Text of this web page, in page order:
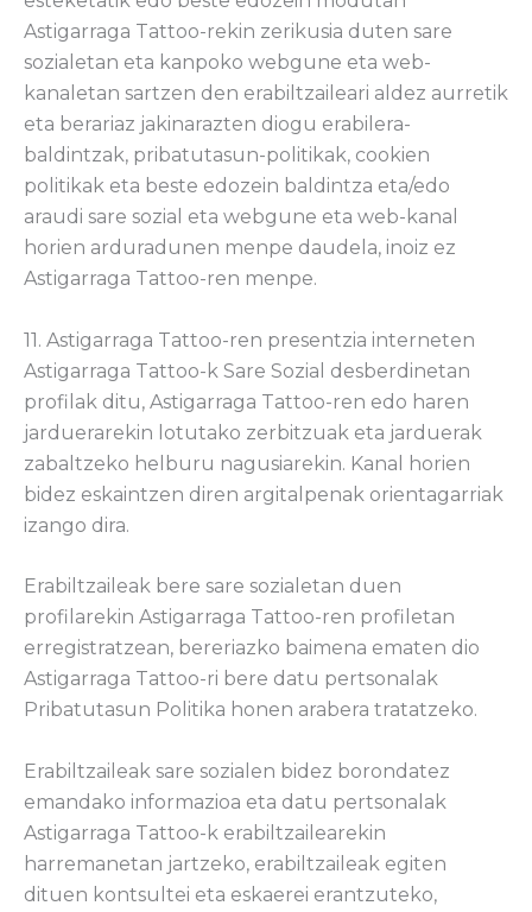
Astigarraga Tattoo-rekin zerikusia duten sare
sozialetan eta kanpoko webgune eta web-
kanaletan sartzen den erabiltzaileari aldez aurretik
eta berariaz jakinarazten diogu erabilera-
baldintzak, pribatutasun-politikak, cookien
politikak eta beste edozein baldintza eta/edo
araudi sare sozial eta webgune eta web-kanal
horien arduradunen menpe daudela, inoiz ez
Astigarraga Tattoo-ren menpe.
11. Astigarraga Tattoo-ren presentzia interneten
Astigarraga Tattoo-k Sare Sozial desberdinetan
profilak ditu, Astigarraga Tattoo-ren edo haren
jarduerarekin lotutako zerbitzuak eta jarduerak
zabaltzeko helburu nagusiarekin. Kanal horien
bidez eskaintzen diren argitalpenak orientagarriak
izango dira.
Erabiltzaileak bere sare sozialetan duen
profilarekin Astigarraga Tattoo-ren profiletan
erregistratzean, bereriazko baimena ematen dio
Astigarraga Tattoo-ri bere datu pertsonalak
Pribatutasun Politika honen arabera tratatzeko.
Erabiltzaileak sare sozialen bidez borondatez
emandako informazioa eta datu pertsonalak
Astigarraga Tattoo-k erabiltzailearekin
harremanetan jartzeko, erabiltzaileak egiten
dituen kontsultei eta eskaerei erantzuteko,